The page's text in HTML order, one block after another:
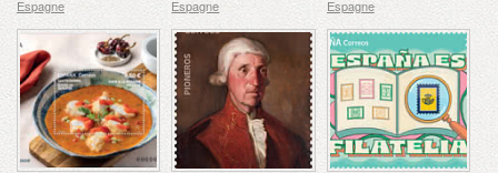
Espagne Espagne Espagne